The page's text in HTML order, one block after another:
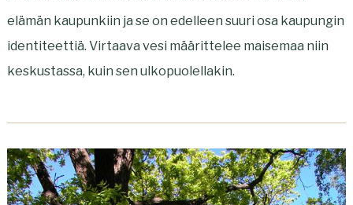
elämän kaupunkiin ja se on edelleen suuri osa kaupungin
identiteettiä. Virtaava vesi määrittelee maisemaa niin
keskustassa, kuin sen ulkopuolellakin.